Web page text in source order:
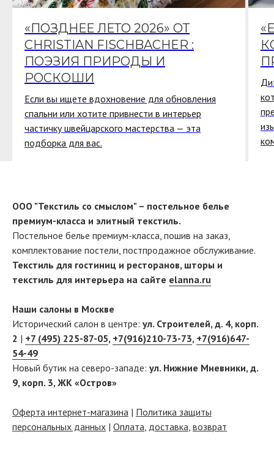
«ПОЗДНЕЕ ЛЕТО 2026» ОТ
CHRISTIAN FISCHBACHER :
ПОЭЗИЯ ПРИРОДЫ И
РОСКОШИ
Если вы ищете вдохновение для обновления
спальни или хотите привнести в интерьер
частичку швейцарского мастерства — эта
подборка для вас.
ООО "Текстиль со смыслом" – постельное белье
премиум-класса и элитный текстиль.
Постельное белье премиум-класса, пошив на заказ,
комплектование постели, постпродажное обслуживание.
Текстиль для гостиниц и ресторанов, шторы и
текстиль для интерьера на сайте elanna.ru
Наши салоны в Москве
Исторический салон в центре: ул. Строителей, д. 4, корп.
2 | +7 (495) 225-87-05, +7(916)210-73-73, +7(916)647-
54-49
Новый бутик на северо-западе: ул. Нижние Мневники, д.
9, корп. 3, ЖК «Остров»
Оферта интернет-магазина | Политика защиты
персональных данных | Оплата доставка возврат